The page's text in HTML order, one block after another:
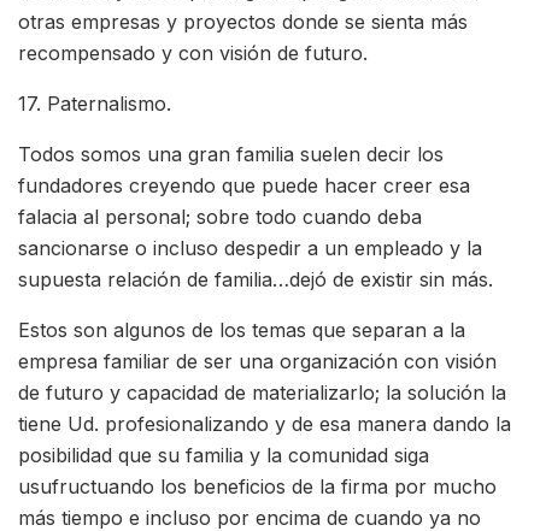
otras empresas y proyectos donde se sienta más
recompensado y con visión de futuro.
17. Paternalismo.
Todos somos una gran familia suelen decir los
fundadores creyendo que puede hacer creer esa
falacia al personal; sobre todo cuando deba
sancionarse o incluso despedir a un empleado y la
supuesta relación de familia…dejó de existir sin más.
Estos son algunos de los temas que separan a la
empresa familiar de ser una organización con visión
de futuro y capacidad de materializarlo; la solución la
tiene Ud. profesionalizando y de esa manera dando la
posibilidad que su familia y la comunidad siga
usufructuando los beneficios de la firma por mucho
más tiempo e incluso por encima de cuando ya no